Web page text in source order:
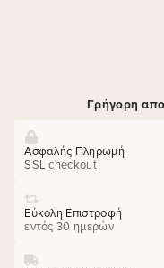
Γρήγορη
Ασφαλής Πληρωμή
SSL checkout
Εύκολη Επιστροφή
εντός 30 ημερών